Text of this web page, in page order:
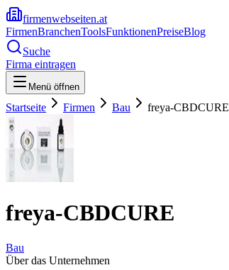
firmenwebseiten.at
FirmenBranchenToolsFunktionenPreiseBlog
Suche
Firma eintragen
Menü öffnen
Startseite Firmen Bau freya-CBDCURE
freya-CBDCURE
Bau
Über das Unternehmen